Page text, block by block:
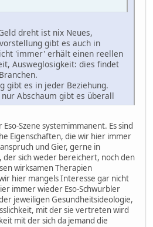
dreht ist nix Neues,
gibt es auch in
'immer' erhält einen reellen
Ausweglosigkeit: dies findet
gibt es in jeder Beziehung.
Abschaum gibt es überall
Szene systemimmanent. Es sind
Eigenschaften, die wir hier immer
und Gier, gerne in
der sich weder bereichert, noch den
wirksamen Therapien
hier mangels Interesse gar nicht
immer wieder Eso-Schwurbler
jeweiligen Gesundheitsideologie,
mit der sie vertreten wird
mit der sich da jemand die